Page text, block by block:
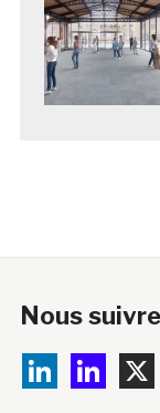
Nous